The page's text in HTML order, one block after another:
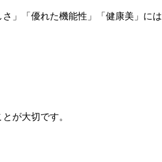
」「優れた機能性」「健康美」には
が大切です。